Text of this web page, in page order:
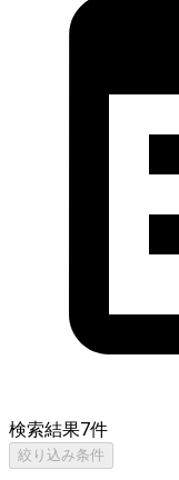
検索結果7件
絞り込み条件